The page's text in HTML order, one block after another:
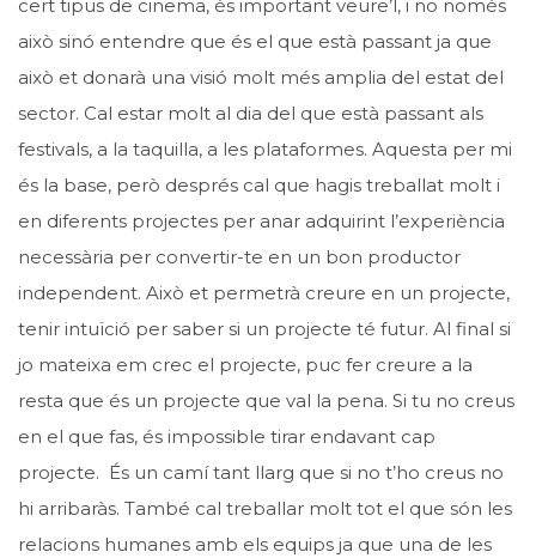
cert tipus de cinema, és important veure’l, i no només
això sinó entendre que és el que està passant ja que
això et donarà una visió molt més amplia del estat del
sector. Cal estar molt al dia del que està passant als
festivals, a la taquilla, a les plataformes. Aquesta per mi
és la base, però després cal que hagis treballat molt i
en diferents projectes per anar adquirint l’experiència
necessària per convertir-te en un bon productor
independent. Això et permetrà creure en un projecte,
tenir intuïció per saber si un projecte té futur. Al final si
jo mateixa em crec el projecte, puc fer creure a la
resta que és un projecte que val la pena. Si tu no creus
en el que fas, és impossible tirar endavant cap
projecte. És un camí tant llarg que si no t’ho creus no
hi arribaràs. També cal treballar molt tot el que són les
relacions humanes amb els equips ja que una de les